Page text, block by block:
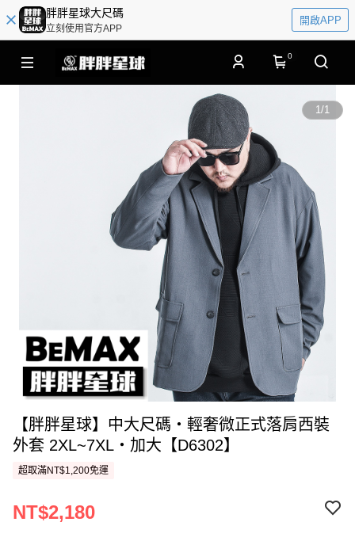
胖胖星球大尺碼
立刻使用官方APP
開啟APP
0
1/1
【胖胖星球】中大尺碼‧輕奢微正式落肩西裝
外套 2XL~7XL‧加大【D6302】
超取滿NT$1,200免運
NT$2,180